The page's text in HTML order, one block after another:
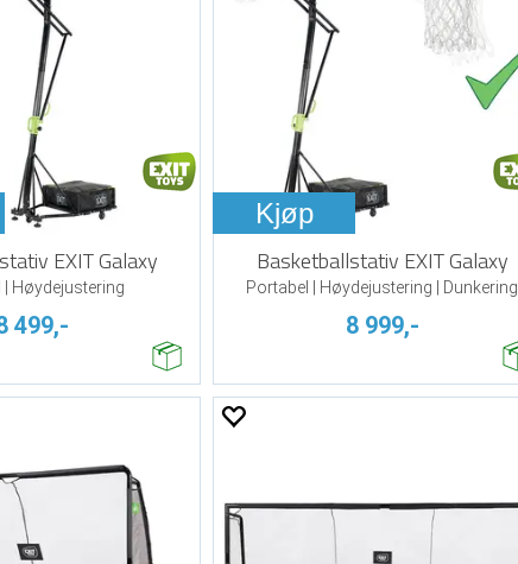
EXIT Galaxy
| Høydejustering
499,-
Kjøp
Basketballstativ EXIT Galaxy
Portabel | Høydejustering | Dunkering
8 999,-